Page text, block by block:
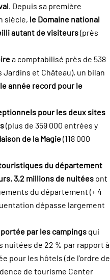
. Depuis sa première
siècle, le Domaine national
autant de visiteurs(près
a comptabilisé près de 538
et Château), un bilan
année record pour le
pour les deux sites
(plus de 359 000 entrées y
de la Magie(118 000
du département
3,2 millions de nuitées ont
du département (+ 4
dépasse largement
par les campings qui
de 22 % par rapport à
pour les hôtels (de l’ordre de
de tourisme Center